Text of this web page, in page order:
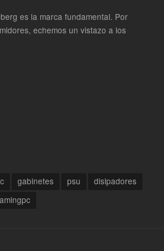
es la marca fundamental. Por
echemos un vistazo a los
gabinetes psu
disipadores